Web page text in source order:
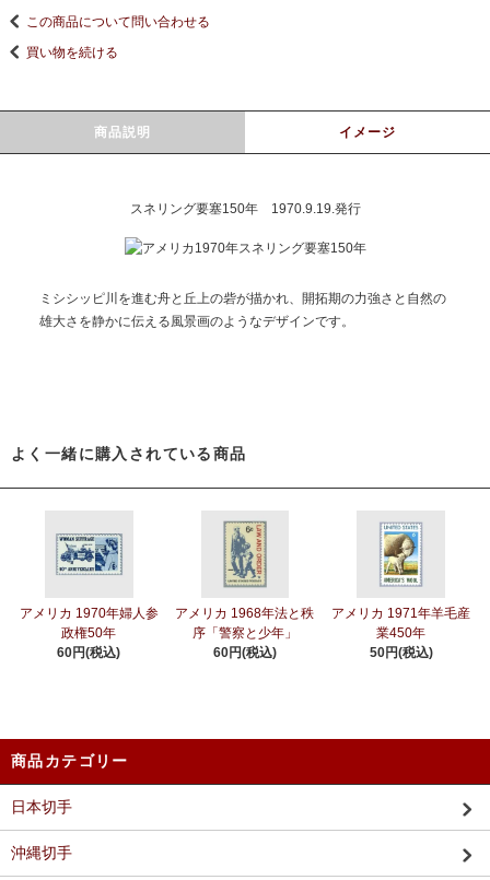
この商品について問い合わせる
買い物を続ける
商品説明 イメージ
スネリング要塞150年 1970.9.19.発行
ミシシッピ川を進む舟と丘上の砦が描かれ、開拓期の力強さと自然の
雄大さを静かに伝える風景画のようなデザインです。
よく一緒に購入されている商品
アメリカ 1970年婦人参
政権50年
60円(税込)
アメリカ 1968年法と秩
序「警察と少年」
60円(税込)
アメリカ 1971年羊毛産
業450年
50円(税込)
商品カテゴリー
日本切手
沖縄切手